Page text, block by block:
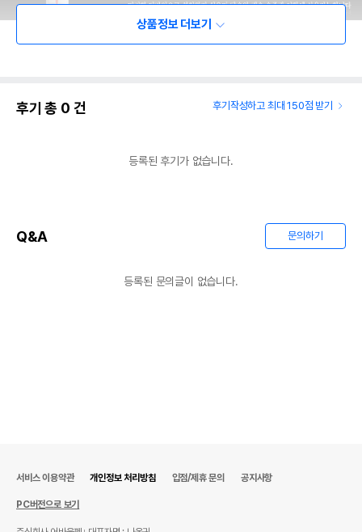
수입자를 함께 표기
AS책임자와 전화번호
상품정보 더보기
후기 총 0 건 후기작성하고 최대 150점 받기
등록된 후기가 없습니다.
Q&A 문의하기
등록된 문의글이 없습니다.
서비스 이용약관 개인정보 처리방침 입점/제휴 문의 공지사항
PC버전으로 보기